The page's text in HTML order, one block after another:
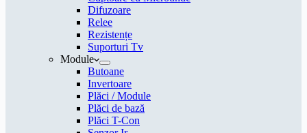
Difuzoare
Relee
Rezistențe
Suporturi Tv
Module
Butoane
Invertoare
Plăci / Module
Plăci de bază
Plăci T-Con